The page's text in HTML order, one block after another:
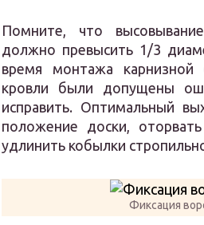
Помните, что
должно превысить 1/3
время монтажа карнизной
кровли были допущены
исправить. Оптимальный
положение доски,
удлинить кобылки
Фиксация